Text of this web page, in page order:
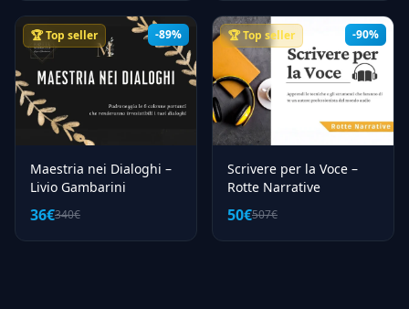
-89%
🏆 Top seller
Maestria nei Dialoghi –
Livio Gambarini
36€340€
-90%
🏆 Top seller
Scrivere per la Voce –
Rotte Narrative
50€507€